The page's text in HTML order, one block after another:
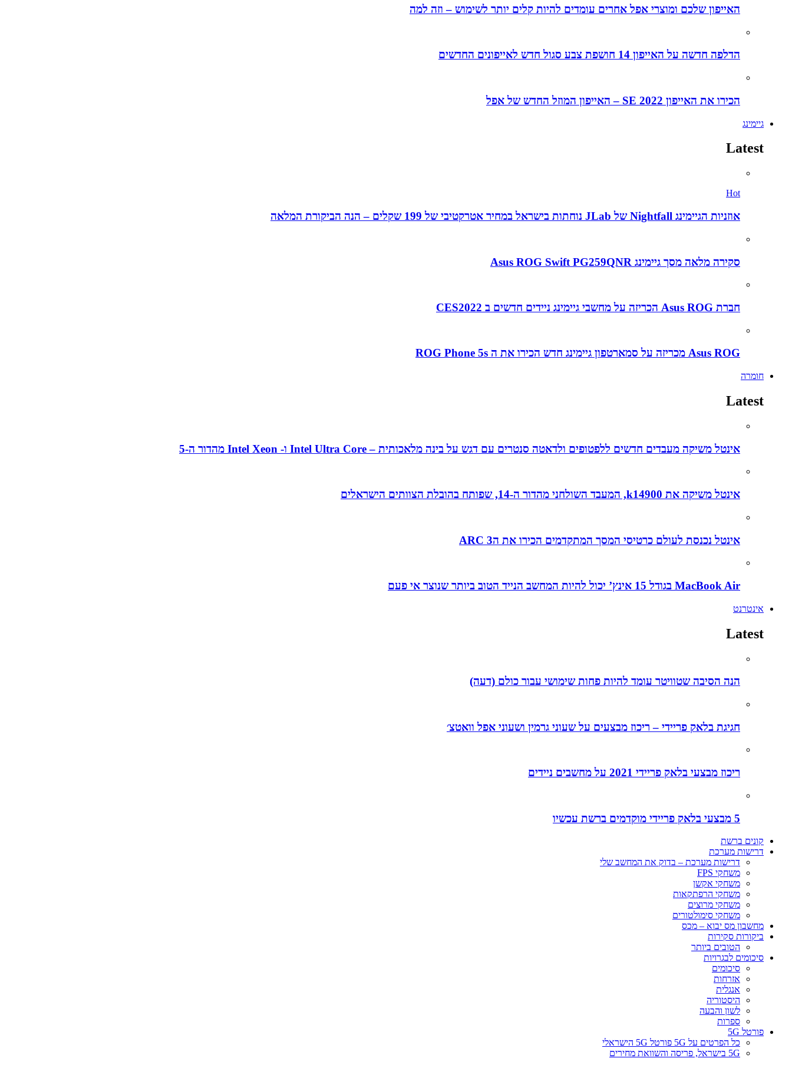
האייפון שלכם ומוצרי אפל אחרים עומדים להיות קלים יותר לשימוש – וזה למה
הדלפה חדשה על האייפון 14 חושפת צבע סגול חדש לאייפונים החדשים
הכירו את האייפון SE 2022 – האייפון המוזל החדש של אפל
גיימינג
Latest
Hot
אוזניות הגיימינג Nightfall של JLab נוחתות בישראל במחיר אטרקטיבי של 199 שקלים – הנה הביקורת המלאה
סקירה מלאה מסך גיימינג Asus ROG Swift PG259QNR
חברת Asus ROG הכריזה על מחשבי גיימינג ניידים חדשים ב CES2022
Asus ROG מכריזה על סמארטפון גיימינג חדש הכירו את ה ROG Phone 5s
חומרה
Latest
אינטל משיקה מעבדים חדשים ללפטופים ולדאטה סנטרים עם דגש על בינה מלאכותית – Intel Ultra Core ו- Intel Xeon מהדור ה-5
אינטל משיקה את k14900, המעבד השולחני מהדור ה-14, שפותח בהובלת הצוותים הישראלים
אינטל נכנסת לעולם כרטיסי המסך המתקדמים הכירו את הARC 3
MacBook Air בגודל 15 אינץ’ יכול להיות המחשב הנייד הטוב ביותר שנוצר אי פעם
אינטרנט
Latest
הנה הסיבה שטוויטר עומד להיות פחות שימושי עבור כולם (דעה)
חגיגת בלאק פריידי – ריכוז מבצעים על שעוני גרמין ושעוני אפל וואטצ׳
ריכוז מבצעי בלאק פריידי 2021 על מחשבים ניידים
5 מבצעי בלאק פריידי מוקדמים ברשת עכשיו
קונים ברשת
דרישות מערכת
דרישות מערכת – בדוק את המחשב שלי
משחקי FPS
משחקי אקשן
משחקי הרפתקאות
משחקי מרוצים
משחקי סימולטורים
מחשבון מס יבוא – מכס
ביקורות סקירות
הטובים ביותר
סיכומים לבגרויות
סיכומים
אזרחות
אנגלית
היסטוריה
לשון והבעה
ספרות
פורטל 5G
כל הפרטים על 5G פורטל 5G הישראלי
5G בישראל, פריסה והשוואת מחירים